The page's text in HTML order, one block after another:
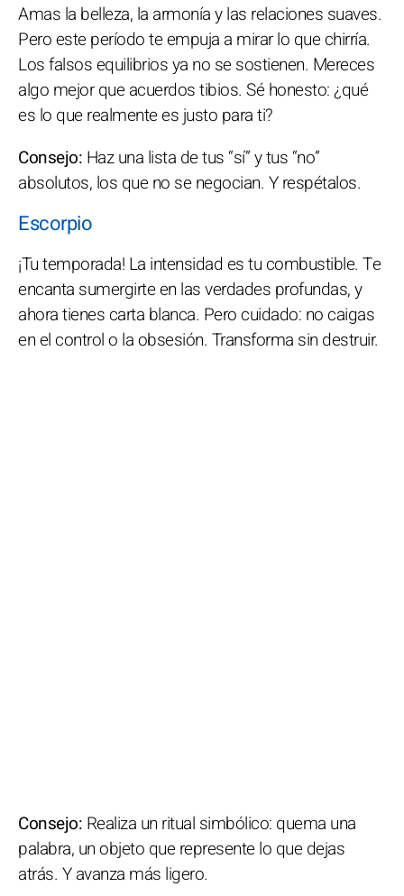
Amas la belleza, la armonía y las relaciones suaves.
Pero este período te empuja a mirar lo que chirría.
Los falsos equilibrios ya no se sostienen. Mereces
algo mejor que acuerdos tibios. Sé honesto: ¿qué
es lo que realmente es justo para ti?
Consejo: Haz una lista de tus “sí” y tus “no”
absolutos, los que no se negocian. Y respétalos.
Escorpio
¡Tu temporada! La intensidad es tu combustible. Te
encanta sumergirte en las verdades profundas, y
ahora tienes carta blanca. Pero cuidado: no caigas
en el control o la obsesión. Transforma sin destruir.
Consejo: Realiza un ritual simbólico: quema una
palabra, un objeto que represente lo que dejas
atrás. Y avanza más ligero.